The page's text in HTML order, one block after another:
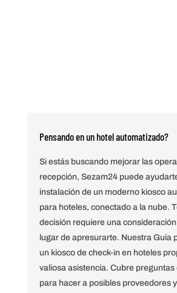
Pensando en un hotel automatizado?
Si estás buscando mejorar las
recepción, Sezam24 puede
instalación de un moderno kiosco
para hoteles, conectado a la nube.
decisión requiere una
lugar de apresurarte. Nuestra Guía
un kiosco de check-in en hoteles
valiosa asistencia. Cubre preguntas
para hacer a posibles proveedores